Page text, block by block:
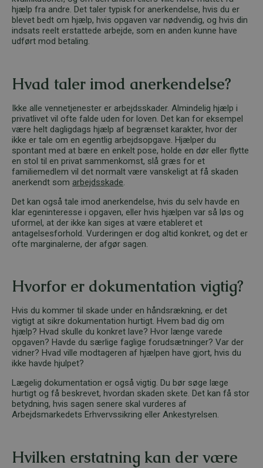
hjælp fra andre. Det taler typisk for anerkendelse, hvis du er
blevet bedt om hjælp, hvis opgaven var nødvendig, og hvis din
indsats reelt erstattede arbejde, som en anden kunne have
udført mod betaling.
Hvad taler imod anerkendelse?
Ikke alle vennetjenester er arbejdsskader. Almindelig hjælp i
privatlivet vil ofte falde uden for loven. Det kan for eksempel
være helt dagligdags hjælp af begrænset karakter, hvor der
ikke er tale om en egentlig arbejdsopgave. Hjælper du
spontant med at bære en enkelt pose, holde en dør eller flytte
en stol til en privat sammenkomst, slå græs for et
familiemedlem vil det normalt være vanskeligt at få skaden
anerkendt som arbejdsskade
Det kan også tale imod anerkendelse, hvis du selv havde en
klar egeninteresse i opgaven, eller hvis hjælpen var så løs og
uformel, at der ikke kan siges at være etableret et
antagelsesforhold. Vurderingen er dog altid konkret, og det er
ofte marginalerne, der afgør sagen.
Hvorfor er dokumentation vigtig?
Hvis du kommer til skade under en håndsrækning, er det
vigtigt at sikre dokumentation hurtigt. Hvem bad dig om
hjælp? Hvad skulle du konkret lave? Hvor længe varede
opgaven? Havde du særlige faglige forudsætninger? Var der
vidner? Hvad ville modtageren af hjælpen have gjort, hvis du
ikke havde hjulpet?
Lægelig dokumentation er også vigtig. Du bør søge læge
hurtigt og få beskrevet, hvordan skaden skete. Det kan få stor
betydning, hvis sagen senere skal vurderes af
Arbejdsmarkedets Erhvervssikring eller Ankestyrelsen.
Hvilken erstatning kan der være